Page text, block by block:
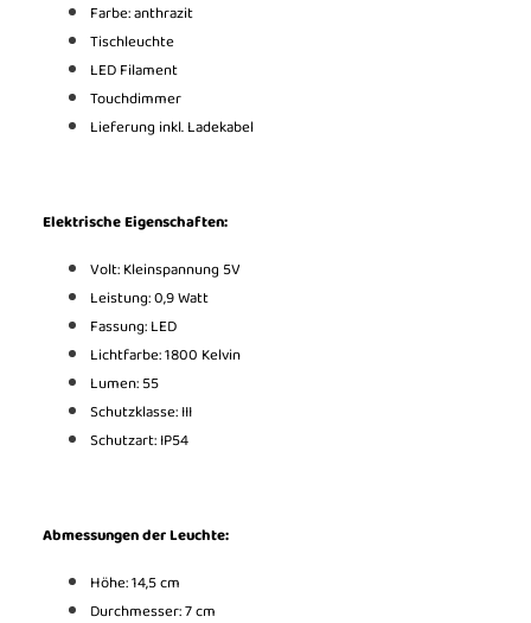
Farbe: anthrazit
Tischleuchte
LED Filament
Touchdimmer
Lieferung inkl. Ladekabel
Elektrische Eigenschaften:
Volt: Kleinspannung 5V
Leistung: 0,9 Watt
Fassung: LED
Lichtfarbe: 1800 Kelvin
Lumen: 55
Schutzklasse: III
Schutzart: IP54
Abmessungen der Leuchte:
Höhe: 14,5 cm
Durchmesser: 7 cm